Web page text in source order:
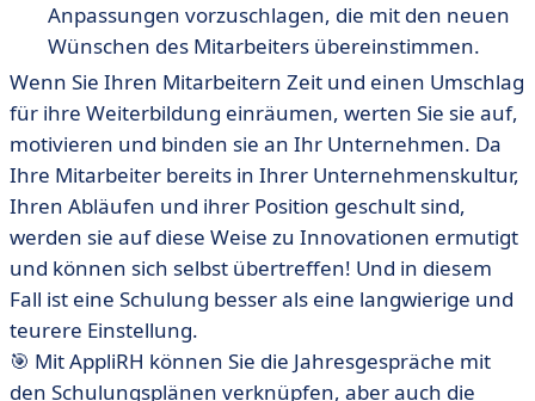
Anpassungen vorzuschlagen, die mit den neuen
Wünschen des Mitarbeiters übereinstimmen.
Wenn Sie Ihren Mitarbeitern Zeit und einen Umschlag
für ihre Weiterbildung einräumen, werten Sie sie auf,
motivieren und binden sie an Ihr Unternehmen. Da
Ihre Mitarbeiter bereits in Ihrer Unternehmenskultur,
Ihren Abläufen und ihrer Position geschult sind,
werden sie auf diese Weise zu Innovationen ermutigt
und können sich selbst übertreffen! Und in diesem
Fall ist eine Schulung besser als eine langwierige und
teurere Einstellung.
🎯 Mit AppliRH können Sie die Jahresgespräche mit
den Schulungsplänen verknüpfen, aber auch die